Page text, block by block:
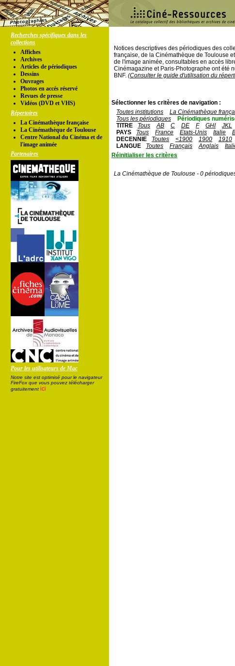
Recherches spécifiques dans les
collections
Affiches
Archives
Articles de périodiques
Dessins
Ouvrages
Photos en accés réservé
Revues de presse
Vidéos (DVD et VHS)
Répertoires
La Cinémathèque française
La Cinémathèque de Toulouse
Centre National du Cinéma et de
l'image animée
Partenaires
Pour les utilisateurs de Mac
Notre site est optimisé pour le navigateur
FireFox que vous pouvez télécharger
gratuitement ici
Notices descriptives des périodiques des
française, de la Cinémathèque de Toulouse
de l'image animée, consultables en accès
Cinémagazine et Paris-Photographe ont été
BNF. (Consulter le guide d'utilisation du
Sélectionner les critères de navigation :
Toutes institutions
La Cinémathèque
Tous les périodiques
Périodiques
TITRE
Tous AB C DE F GHI JKL
PAYS
Tous France Etats-Unis Italie
DECENNIE
Toutes <1900 1900 1910
LANGUE
Toutes Français Anglais
Réinitialiser les critères
La Cinémathèque de Toulouse - 0